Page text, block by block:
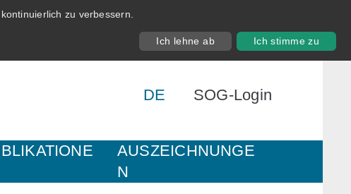
zu verbessern.
Ich lehne ab Ich stimme zu
DE SOG-Login
AUSZEICHNUNGE
N